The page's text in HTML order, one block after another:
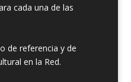
cada una de las
de referencia y de
en la Red.